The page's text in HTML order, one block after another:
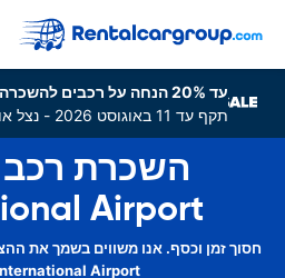
עד 20% הנחה על רכבים להשכרה ברחבי העולם
תקף עד 11 באוגוסט 2026 - נצל אותו עוד היום!
Airport
חסוך זמן וכסף. אנו משווים בשמך את
Airport .